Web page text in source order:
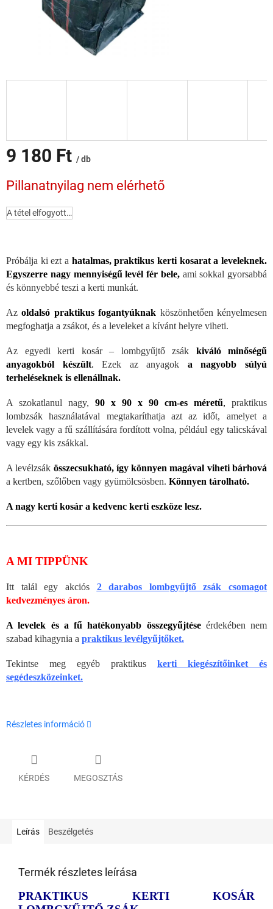
9 180 Ft / db
Pillanatnyilag nem elérhető
A tétel elfogyott…
Próbálja ki ezt a hatalmas, praktikus kerti kosarat a leveleknek.
Egyszerre nagy mennyiségű levél fér bele,ami sokkal gyorsabbá
és könnyebbé teszi a kerti munkát.
Az oldalsó praktikus fogantyúknak köszönhetően kényelmesen
megfoghatja a zsákot, és a leveleket a kívánt helyre viheti.
Az egyedi kerti kosár – lombgyűjtő zsák kiváló minőségű
anyagokból készült. Ezek az anyagok a nagyobb súlyú
terheléseknek is ellenállnak.
A szokatlanul nagy, 90 x 90 x 90 cm-es méretű, praktikus
lombzsák használatával megtakaríthatja azt az időt, amelyet a
levelek vagy a fű szállítására fordított volna, például egy talicskával
vagy egy kis zsákkal.
A levélzsák összecsukható, így könnyen magával viheti bárhová
a kertben, szőlőben vagy gyümölcsösben. Könnyen tárolható.
A nagy kerti kosár a kedvenc kerti eszköze lesz.
A MI TIPPÜNK
Itt talál egy akciós 2 darabos lombgyűjtő zsák csomagot
kedvezményes áron.
A levelek és a fű hatékonyabb összegyűjtéseérdekében nem
szabad kihagynia a praktikus levélgyűjtőket.
Tekintse meg egyéb praktikus kerti kiegészítőinket és
segédeszközeinket.
Részletes információ
KÉRDÉS MEGOSZTÁS
Leírás Beszélgetés
Termék részletes leírása
PRAKTIKUS KERTI KOSÁR